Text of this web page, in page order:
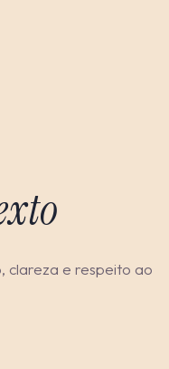
clareza e respeito ao